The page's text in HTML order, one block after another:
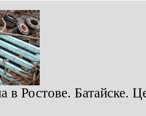
в Ростове. Батайске.